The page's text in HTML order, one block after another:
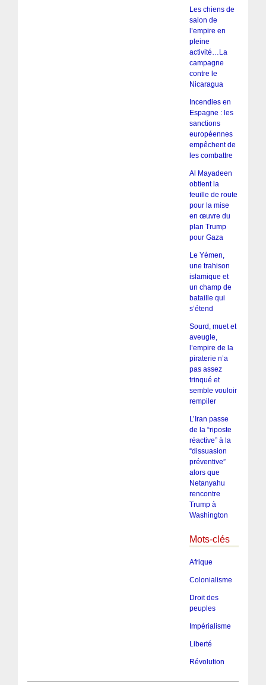
Les chiens de
salon de
l’empire en
pleine
activité…La
campagne
contre le
Nicaragua
Incendies en
Espagne : les
sanctions
européennes
empêchent de
les combattre
Al Mayadeen
obtient la
feuille de route
pour la mise
en œuvre du
plan Trump
pour Gaza
Le Yémen,
une trahison
islamique et
un champ de
bataille qui
s’étend
Sourd, muet et
aveugle,
l’empire de la
piraterie n’a
pas assez
trinqué et
semble vouloir
rempiler
L’Iran passe
de la “riposte
réactive” à la
“dissuasion
préventive”
alors que
Netanyahu
rencontre
Trump à
Washington
Mots-clés
Afrique
Colonialisme
Droit des
peuples
Impérialisme
Liberté
Révolution